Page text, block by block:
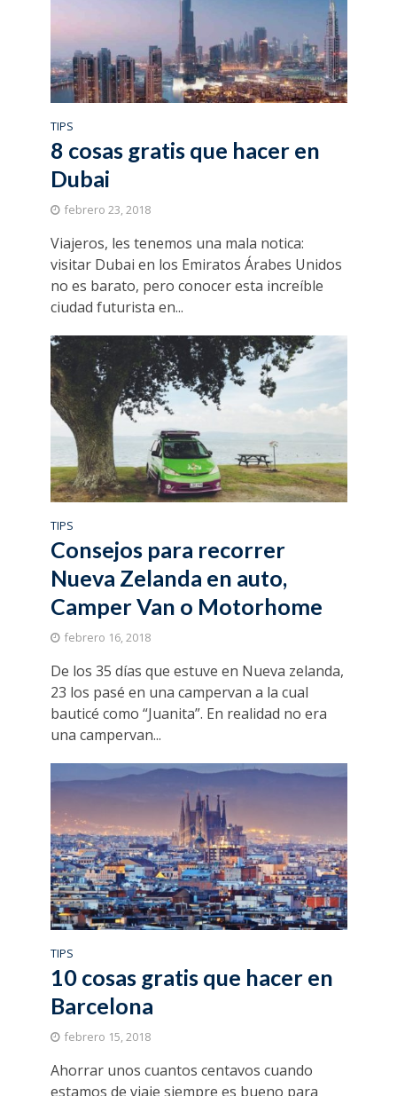
TIPS
8 cosas gratis que hacer en
Dubai
febrero 23, 2018
Viajeros, les tenemos una mala notica:
visitar Dubai en los Emiratos Árabes Unidos
no es barato, pero conocer esta increíble
ciudad futurista en...
TIPS
Consejos para recorrer
Nueva Zelanda en auto,
Camper Van o Motorhome
febrero 16, 2018
De los 35 días que estuve en Nueva zelanda,
23 los pasé en una campervan a la cual
bauticé como “Juanita”. En realidad no era
una campervan...
TIPS
10 cosas gratis que hacer en
Barcelona
febrero 15, 2018
Ahorrar unos cuantos centavos cuando
estamos de viaje siempre es bueno para